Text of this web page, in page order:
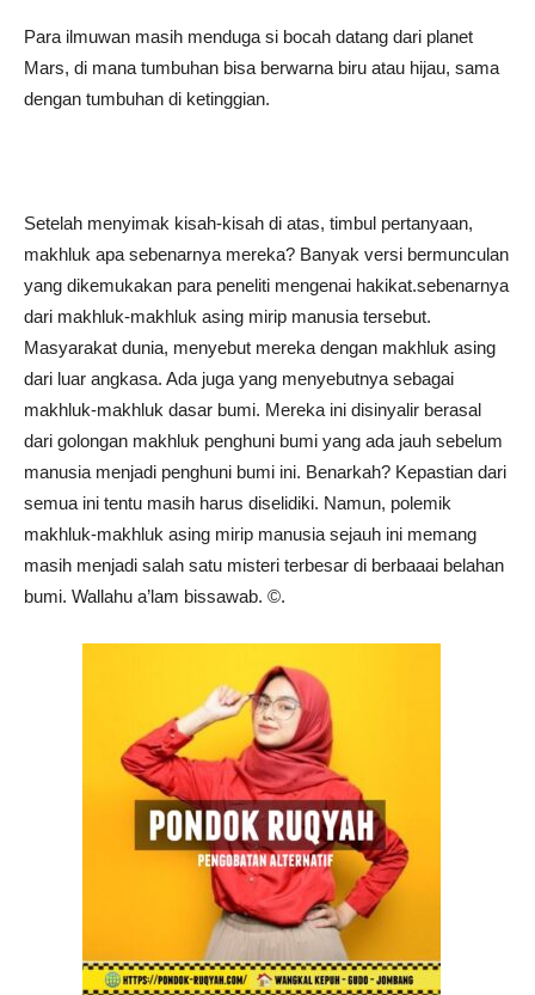
Para ilmuwan masih menduga si bocah datang dari planet
Mars, di mana tumbuhan bisa berwarna biru atau hijau, sama
dengan tumbuhan di ketinggian.
Setelah menyimak kisah-kisah di atas, timbul pertanyaan,
makhluk apa sebenarnya mereka? Banyak versi bermunculan
yang dikemukakan para peneliti mengenai hakikat.sebenarnya
dari makhluk-makhluk asing mirip manusia tersebut.
Masyarakat dunia, menyebut mereka dengan makhluk asing
dari luar angkasa. Ada juga yang menyebutnya sebagai
makhluk-makhluk dasar bumi. Mereka ini disinyalir berasal
dari golongan makhluk penghuni bumi yang ada jauh sebelum
manusia menjadi penghuni bumi ini. Benarkah? Kepastian dari
semua ini tentu masih harus diselidiki. Namun, polemik
makhluk-makhluk asing mirip manusia sejauh ini memang
masih menjadi salah satu misteri terbesar di berbaaai belahan
bumi. Wallahu a’lam bissawab. ©️.